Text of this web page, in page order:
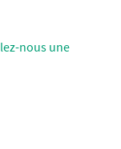
nous une